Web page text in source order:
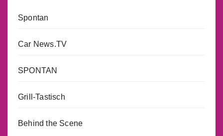
Spontan
Car News.TV
SPONTAN
Grill-Tastisch
Behind the Scene